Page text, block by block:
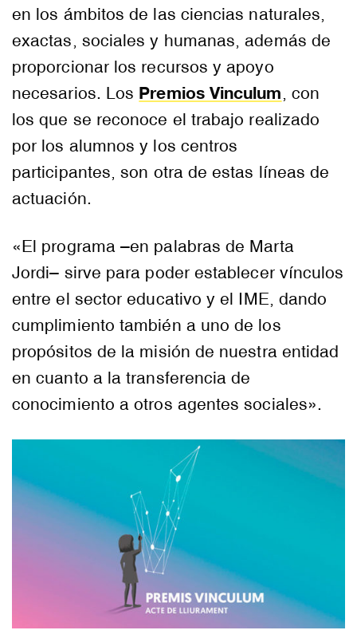
en los ámbitos de las ciencias naturales,
exactas, sociales y humanas, además de
proporcionar los recursos y apoyo
necesarios. Los Premios Vinculum, con
los que se reconoce el trabajo realizado
por los alumnos y los centros
participantes, son otra de estas líneas de
actuación.
«El programa –en palabras de Marta
Jordi– sirve para poder establecer vínculos
entre el sector educativo y el IME, dando
cumplimiento también a uno de los
propósitos de la misión de nuestra entidad
en cuanto a la transferencia de
conocimiento a otros agentes sociales».